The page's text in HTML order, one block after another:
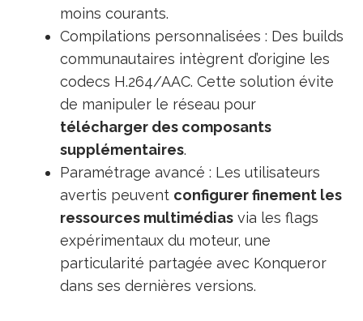
moins courants.
Compilations personnalisées : Des builds
communautaires intègrent d’origine les
codecs H.264/AAC. Cette solution évite
de manipuler le réseau pour
télécharger des composants
supplémentaires.
Paramétrage avancé : Les utilisateurs
avertis peuvent configurer finement les
ressources multimédias via les flags
expérimentaux du moteur, une
particularité partagée avec Konqueror
dans ses dernières versions.